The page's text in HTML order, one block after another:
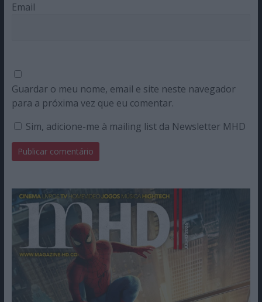
Email
Guardar o meu nome, email e site neste navegador
para a próxima vez que eu comentar.
Sim, adicione-me à mailing list da Newsletter MHD